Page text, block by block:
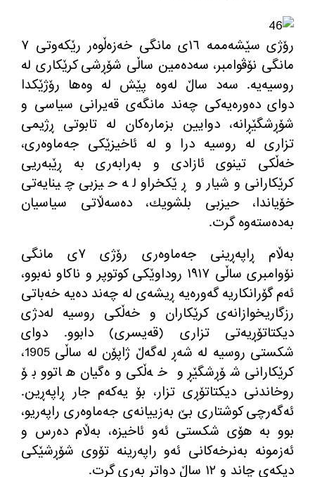
رۆژی سێشەممە ١٦ی مانگی خەزەڵوەر رێكەوتی ٧
مانگی نۆڤوامبر، سەدەمین ساڵی شۆڕشی كرێكاری لە
روسیەیە. سەد ساڵ لەوە پێش لە وەها رۆژێكدا
دوای دەورەیەكی چەند مانگەی قەیرانی سیاسی و
شۆڕشگێڕانە، دوایین بزمارەكان لە تابوتی ڕژیمی
تزاری لە روسیە درا و لە ئاخیزێكی جەماوەری،
خەڵكی تینوی ئازادی و بەرابەری بە ڕێبەریی
كرێكارانی وشیار و ڕێكخراو لە حیزبی چینایەتی
خۆیاندا، حیزبی بلشویك، دەسەڵاتی سیاسیان
بەدەستەوە گرت.
بەڵام ڕاپەڕینی جەماوەری رۆژی ٧ی مانگی
نۆوامبری ساڵی ١٩١٧ روداوێكی كوتوپر و ناكاو نەبوو،
ئەم گۆرانكاریە گەورەیە ڕیشەی لە چەند دەیە خەباتی
رزگاریخوازانەی كرێكاران و خەڵكی روسیە لەدژی
دیكتاتۆڕیەتی تزاری (قەیسری) دابوو. دوای
شكستی روسیە لە شەڕ لەگەڵ ژاپۆن لە ساڵی 1905،
كرێكارانی شۆڕشگێڕ و خەڵكی وەگیان هاتوو بۆ
روخاندنی دیكتاتۆڕی تزار، بۆ یەكەم جار ڕاپەڕین.
ئەگەرچی كوشتاری بێ بەزییانەی جەماوەری راپەریو،
بوو بە هۆی شكستی ئەو ئاخیزە، بەڵام دەرس و
ئەزمونە بەنرخەكانی ئەو راپەرینە تۆوی شۆڕشێكی
دیكەی چاند و ١٢ ساڵ دواتر بەری گرت.